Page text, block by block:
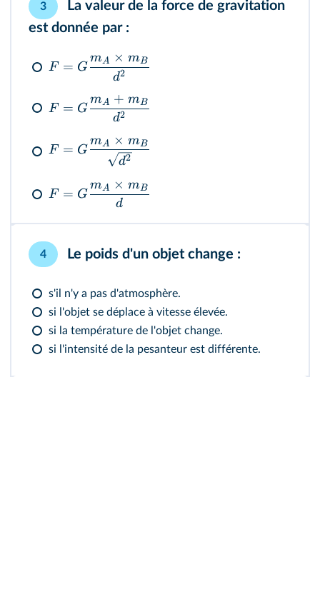
3
La valeur de la force de gravitation
est donnée par :
F = G
d2
mA × mB
F = G
d2
mA + mB
F = G
d2
mA × mB
F = G
d
mA × mB
4 Le poids d'un objet change :
s'il n'y a pas d'atmosphère.
si l'objet se déplace à vitesse élevée.
si la température de l'objet change.
si l'intensité de la pesanteur est différente.